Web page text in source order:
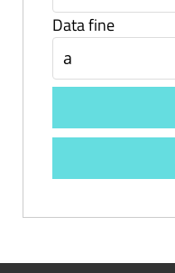
Data fine